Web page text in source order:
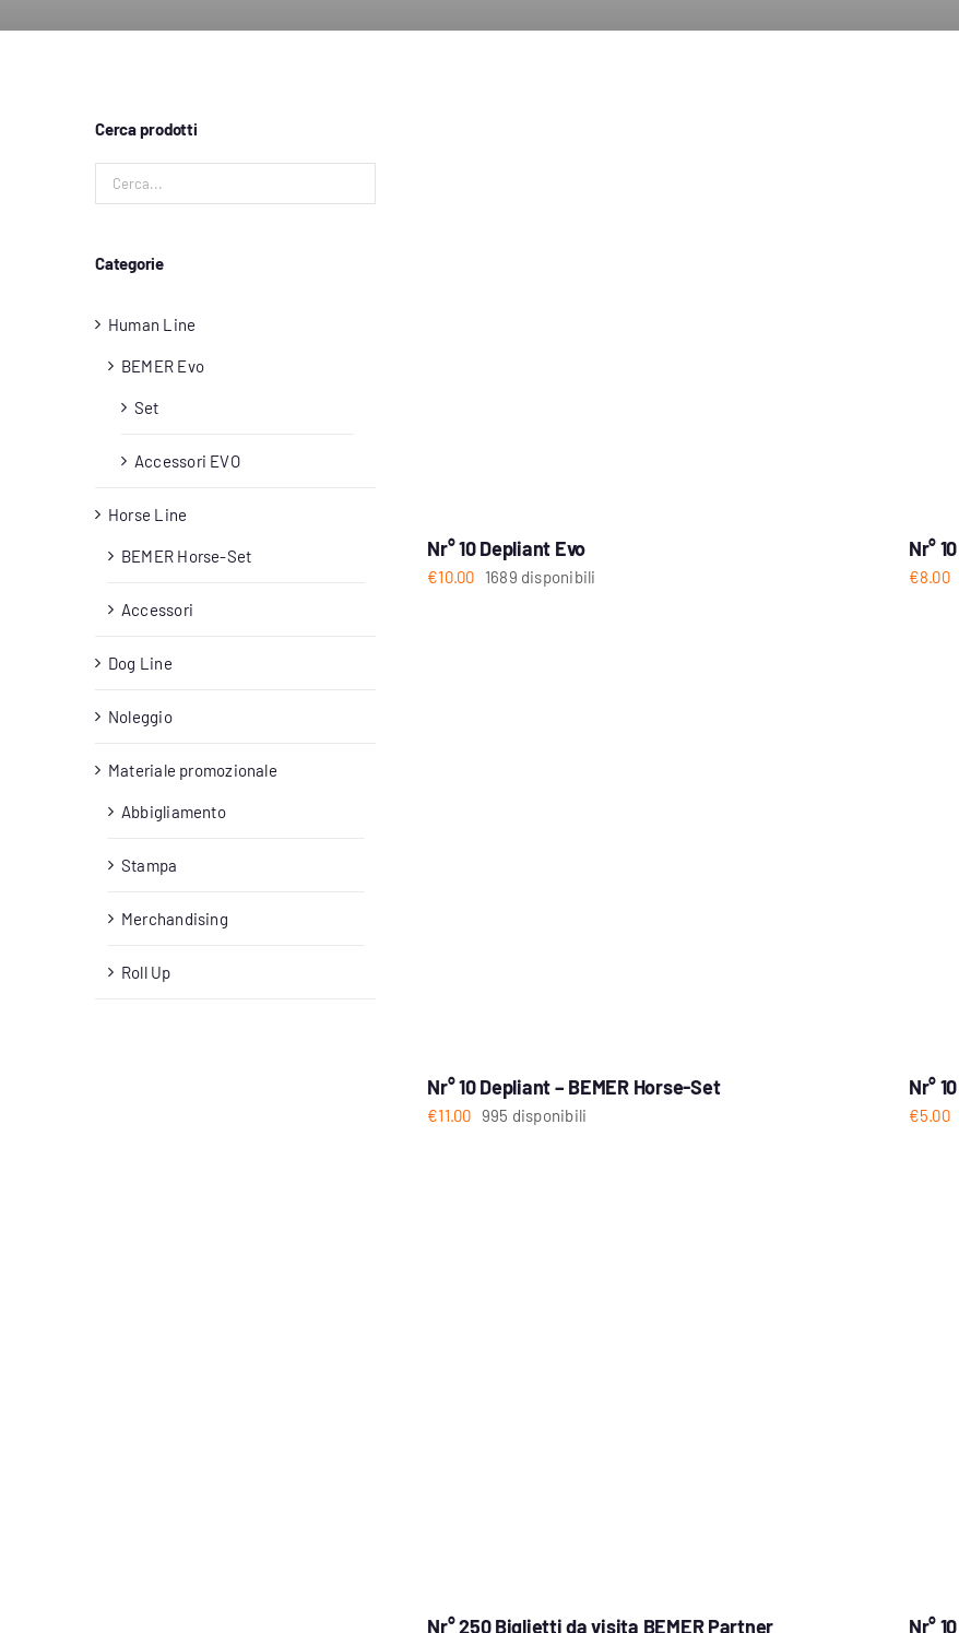
Cerca prodotti
Categorie
Human Line
BEMER Evo
Set
Accessori EVO
Horse Line
BEMER Horse-Set
Accessori
Dog Line
Noleggio
Materiale promozionale
Abbigliamento
Stampa
Merchandising
Roll Up
Nr° 10 Depliant Evo
€10.00 1689 disponibili
Nr°
€8.00
Nr° 10 Depliant – BEMER Horse-Set
€11.00 995 disponibili
Nr°
€5.00
Nr° 250 Biglietti da visita BEMER Partner Nr°